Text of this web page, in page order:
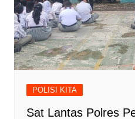
POLISI KITA
Sat Lantas Polres